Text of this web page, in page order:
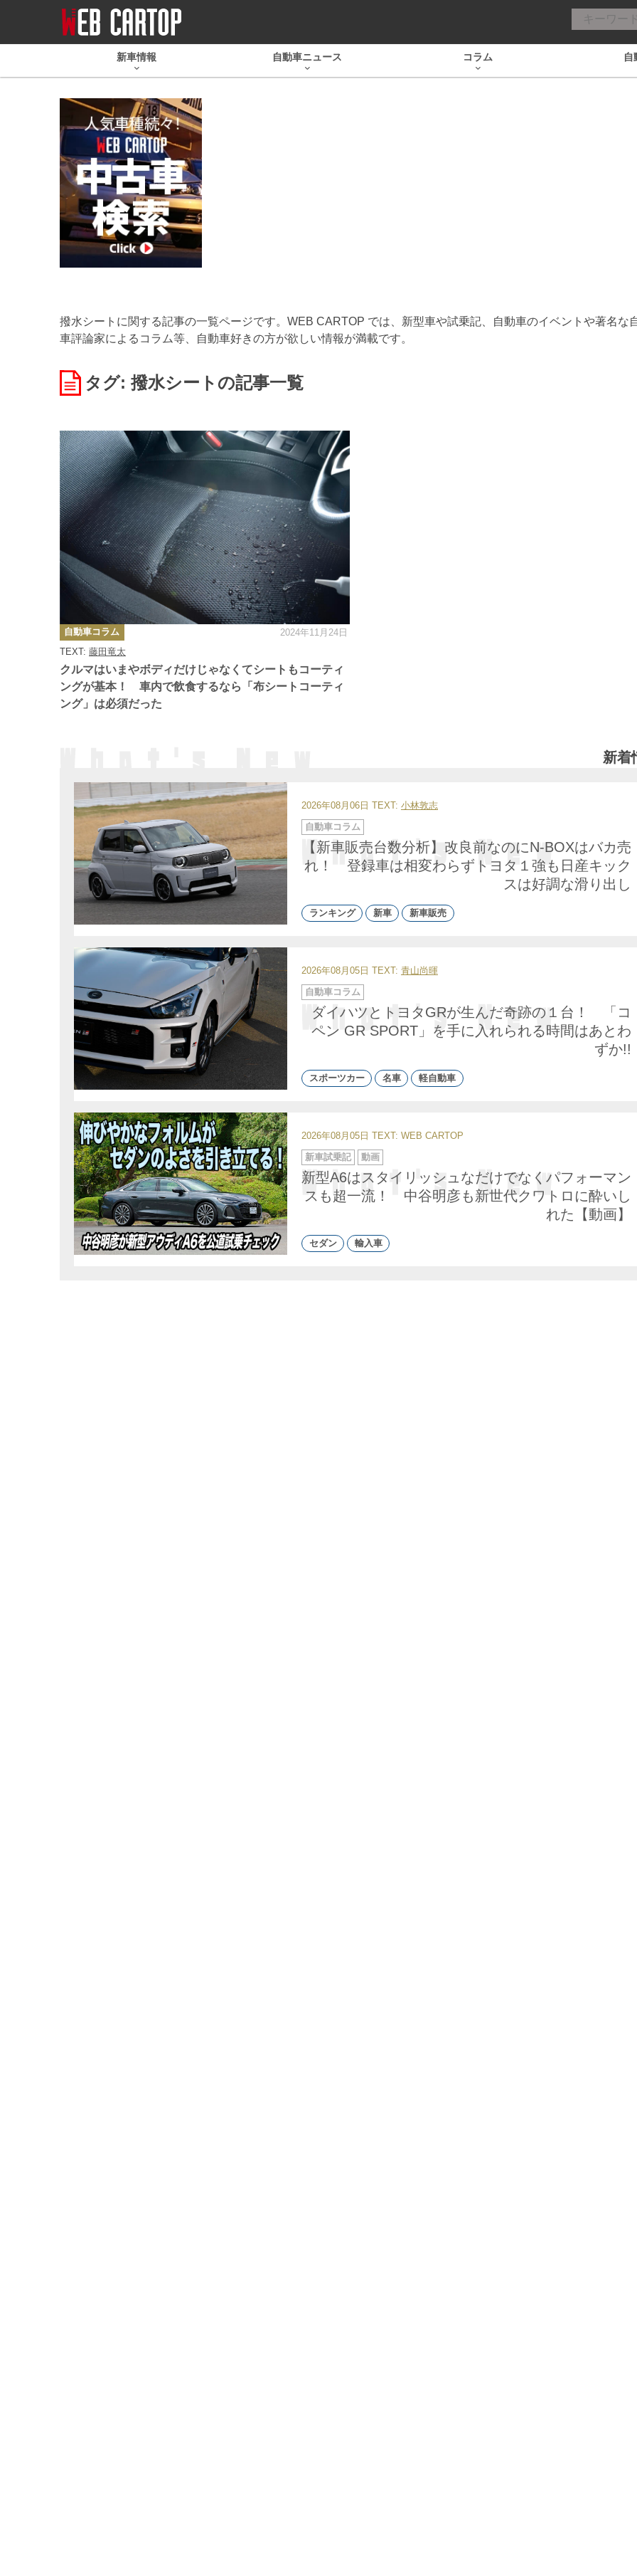
新車情報 自動車ニュース コラム 自
撥水シートに関する記事の一覧ページです。WEB CARTOP では、新型車や試乗記、自動車のイベントや著名な
車評論家によるコラム等、自動車好きの方が欲しい情報が満載です。
タグ: 撥水シート の記事一覧
クルマはいまやボディだけじゃなくてシートもコーティ
ングが基本！ 車内で飲食するなら「布シートコーティ
ング」は必須だった
TEXT: 藤田竜太
カ
テ
ゴ
リ
ー
自動車コラム 2024年11月24日
新着
2026年08月06日 TEXT: 小林敦志
【新車販売台数分析】改良前なのにN-BOXはバカ売
れ！ 登録車は相変わらずトヨタ１強も日産キック
スは好調な滑り出し
カ
テ
自動車コラム
ランキング 新車 新車販売
2026年08月05日 TEXT: 青山尚暉
ダイハツとトヨタGRが生んだ奇跡の１台！ 「コ
ペン GR SPORT」を手に入れられる時間はあとわ
ずか!!
カ
テ
自動車コラム
スポーツカー 名車 軽自動車
2026年08月05日 TEXT: WEB CARTOP
新型A6はスタイリッシュなだけでなくパフォーマン
スも超一流！ 中谷明彦も新世代クワトロに酔いし
れた【動画】
カ
テ
ゴ
リ
ー
新車試乗記 動画
セダン 輸入車